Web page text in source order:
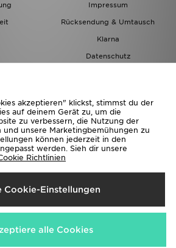
Impressum
Rücksendung & Umtausch
Klarna
Datenschutz
Lieferung Nach
folgende Zahlungsmethoden
akzeptieren" klickst, stimmst du der
auf deinem Gerät zu, um die
zu verbessern, die Nutzung der
und unsere Marketingbemühungen zu
können jederzeit in den
werden. Sieh dir unsere
Richtlinien
Cookie-Einstellungen
alle Cookies